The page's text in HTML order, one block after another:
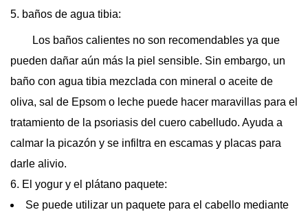
5. baños de agua tibia:
Los baños calientes no son recomendables ya que
pueden dañar aún más la piel sensible. Sin embargo, un
baño con agua tibia mezclada con mineral o aceite de
oliva, sal de Epsom o leche puede hacer maravillas para el
tratamiento de la psoriasis del cuero cabelludo. Ayuda a
calmar la picazón y se infiltra en escamas y placas para
darle alivio.
6. El yogur y el plátano paquete:
Se puede utilizar un paquete para el cabello mediante